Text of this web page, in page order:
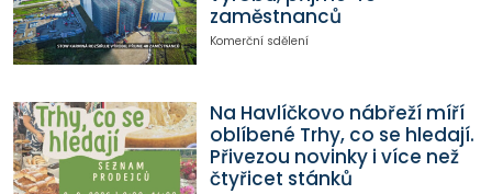
zaměstnanců
Komerční sdělení
Na Havlíčkovo nábřeží míří
oblíbené Trhy, co se hledají.
Přivezou novinky i více než
čtyřicet stánků